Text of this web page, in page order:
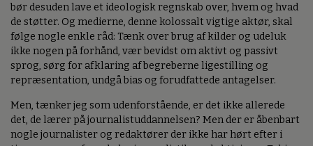
bør desuden lave et ideologisk regnskab over, hvem og hvad
de støtter. Og medierne, denne kolossalt vigtige aktør, skal
følge nogle enkle råd: Tænk over brug af kilder og udeluk
ikke nogen på forhånd, vær bevidst om aktivt og passivt
sprog, sørg for afklaring af begreberne ligestilling og
repræsentation, undgå bias og forudfattede antagelser.
Men, tænker jeg som udenforstående, er det ikke allerede
det, de lærer på journalistuddannelsen? Men der er åbenbart
nogle journalister og redaktører der ikke har hørt efter i